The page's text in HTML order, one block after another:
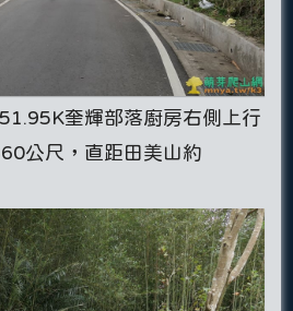
奎輝部落廚房右側上行
公尺，直距田美山約